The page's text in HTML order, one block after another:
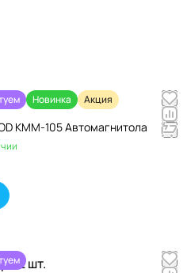
Новинка Акция
KMM-105 Автомагнитола
2 шт.